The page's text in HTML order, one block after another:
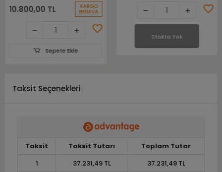
10.800,00 TL KARGO
BEDAVA
Sepete Ekle
Stokta Yok
Taksit Seçenekleri
Taksit Taksit Tutarı
Toplam Tutar
1
37.231,49 TL 37.231,49 TL